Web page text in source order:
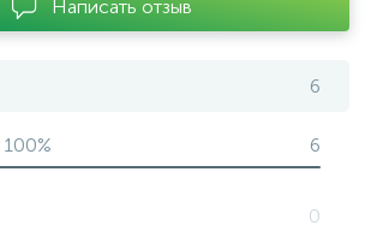
Написать отзыв
6
100% 6
0